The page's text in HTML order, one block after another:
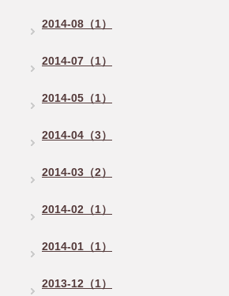
2014-08（1）
2014-07（1）
2014-05（1）
2014-04（3）
2014-03（2）
2014-02（1）
2014-01（1）
2013-12（1）